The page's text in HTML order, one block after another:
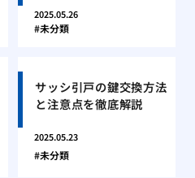
2025.05.26
未分類
サッシ引戸の鍵交換方法
と注意点を徹底解説
2025.05.23
未分類